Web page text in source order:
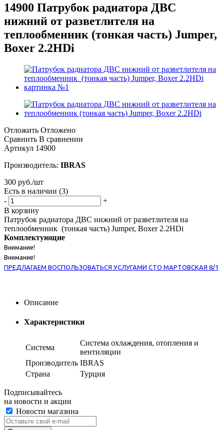
14900 Патрубок радиатора ДВС
нижний от разветлителя на
теплообменник (тонкая часть) Jumper,
Boxer 2.2HDi
Отложить Отложено
Сравнить В сравнении
Артикул 14900
Производитель: IBRAS
300 руб./шт
Есть в наличии (3)
-
+
В корзину
Патрубок радиатора ДВС нижний от разветлителя на
теплообменник (тонкая часть) Jumper, Boxer 2.2HDi
Комплектующие
Внимание!
Внимание!
ПРЕДЛАГАЕМ ВОСПОЛЬЗОВАТЬСЯ УСЛУГАМИ СТО МАРТОВСКАЯ 8/1
Описание
Характеристики
Система
Система охлаждения, отопления и
вентиляции
Производитель IBRAS
Страна
Турция
Подписывайтесь
на новости и акции
Новости магазина